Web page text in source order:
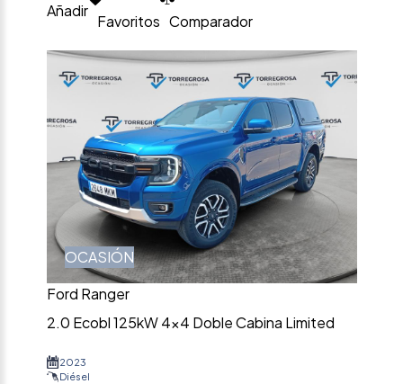
Añadir
Favoritos Comparador
OCASIÓN
Ford Ranger
2.0 Ecobl 125kW 4×4 Doble Cabina Limited
2023
Diésel